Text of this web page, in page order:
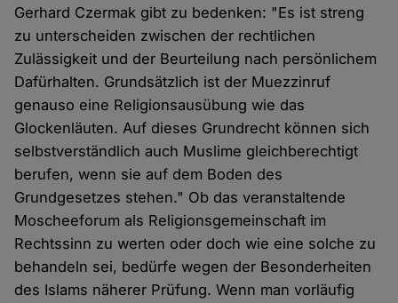
Gerhard Czermak gibt zu bedenken: "Es ist streng
zu unterscheiden zwischen der rechtlichen
Zulässigkeit und der Beurteilung nach persönlichem
Dafürhalten. Grundsätzlich ist der Muezzinruf
genauso eine Religionsausübung wie das
Glockenläuten. Auf dieses Grundrecht können sich
selbstverständlich auch Muslime gleichberechtigt
berufen, wenn sie auf dem Boden des
Grundgesetzes stehen." Ob das veranstaltende
Moscheeforum als Religionsgemeinschaft im
Rechtssinn zu werten oder doch wie eine solche zu
behandeln sei, bedürfe wegen der Besonderheiten
des Islams näherer Prüfung. Wenn man vorläufig